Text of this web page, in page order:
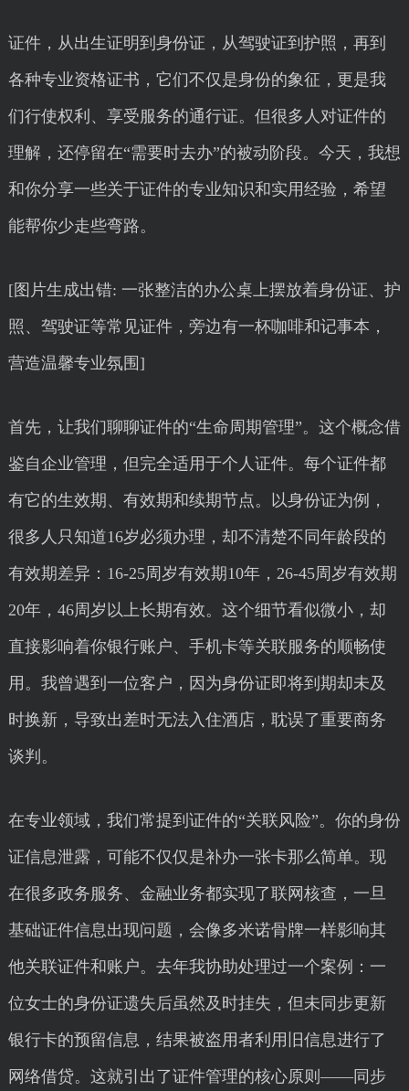
证件，从出生证明到身份证，从驾驶证到护照，再到
各种专业资格证书，它们不仅是身份的象征，更是我
们行使权利、享受服务的通行证。但很多人对证件的
理解，还停留在“需要时去办”的被动阶段。今天，我想
和你分享一些关于证件的专业知识和实用经验，希望
能帮你少走些弯路。
[图片生成出错: 一张整洁的办公桌上摆放着身份证、护
照、驾驶证等常见证件，旁边有一杯咖啡和记事本，
营造温馨专业氛围]
首先，让我们聊聊证件的“生命周期管理”。这个概念借
鉴自企业管理，但完全适用于个人证件。每个证件都
有它的生效期、有效期和续期节点。以身份证为例，
很多人只知道16岁必须办理，却不清楚不同年龄段的
有效期差异：16-25周岁有效期10年，26-45周岁有效期
20年，46周岁以上长期有效。这个细节看似微小，却
直接影响着你银行账户、手机卡等关联服务的顺畅使
用。我曾遇到一位客户，因为身份证即将到期却未及
时换新，导致出差时无法入住酒店，耽误了重要商务
谈判。
在专业领域，我们常提到证件的“关联风险”。你的身份
证信息泄露，可能不仅仅是补办一张卡那么简单。现
在很多政务服务、金融业务都实现了联网核查，一旦
基础证件信息出现问题，会像多米诺骨牌一样影响其
他关联证件和账户。去年我协助处理过一个案例：一
位女士的身份证遗失后虽然及时挂失，但未同步更新
银行卡的预留信息，结果被盗用者利用旧信息进行了
网络借贷。这就引出了证件管理的核心原则——同步